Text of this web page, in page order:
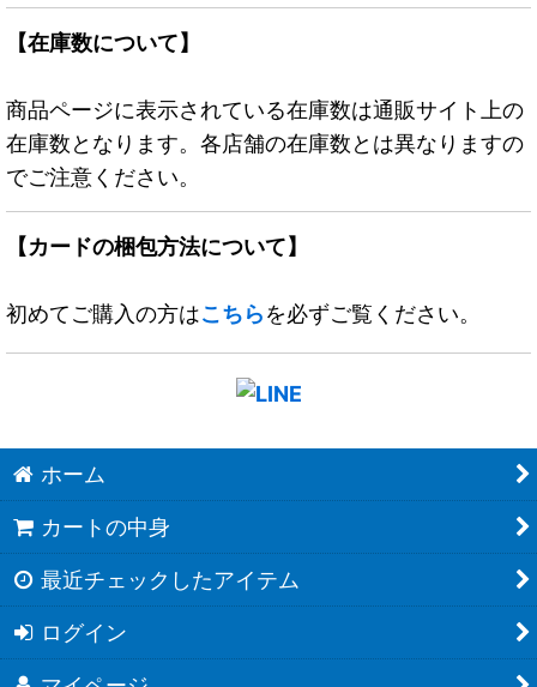
【在庫数について】
商品ページに表示されている在庫数は通販サイト上の
在庫数となります。各店舗の在庫数とは異なりますの
でご注意ください。
【カードの梱包方法について】
初めてご購入の方はこちらを必ずご覧ください。
ホーム
カートの中身
最近チェックしたアイテム
ログイン